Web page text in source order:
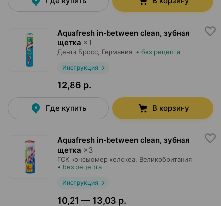
Aquafresh in-between clean, зубная
щетка ×1
Дента Бросс , Германия • без рецепта
Инструкция
12,86 р.
Где купить В корзину
Aquafresh in-between clean, зубная
щетка ×3
ГСК консьюмер хелскеа , Великобритания
• без рецепта
Инструкция
10,21 — 13,03 р.